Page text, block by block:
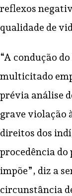
reflexos
qualidade de
“A condução
multicitado
prévia análise
grave violação
direitos dos
procedência do
impõe”, diz a
circunstância